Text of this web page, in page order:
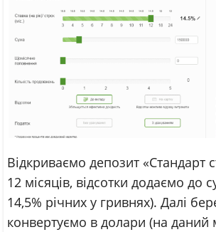
Відкриваємо депозит «Стандарт
12 місяців, відсотки додаємо до
14,5% річних у гривнях). Далі
конвертуємо в долари (на даний